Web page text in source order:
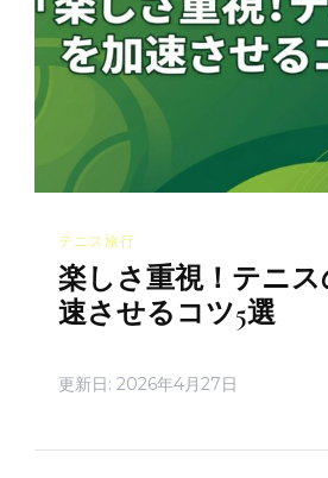
テニス旅行
楽しさ重視！テニ
速させるコツ5選
更新日: 2026年4月27日